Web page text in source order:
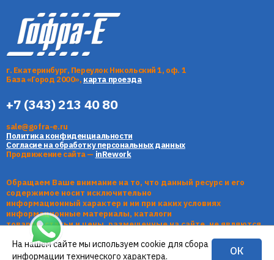
г. Екатеринбург, Переулок Никольский 1, оф. 1
База «Город 2000», карта проезда
+7 (343) 213 40 80
sale@gofra-e.ru
Политика конфиденциальности
Согласие на обработку персональных данных
Продвижение сайта — inRework
Обращаем Ваше внимание на то, что данный ресурс и его
содержимое носит исключительно
информационный характер и ни при каких условиях
информационные материалы, каталоги
товаров, статьи и цены, размещенные на сайте, не являются
публичной офертой, определяемой
положениями Статьи 437 Гражданского кодекса РФ.
На нашем сайте мы используем cookie для сбора
информации технического характера.
ОК